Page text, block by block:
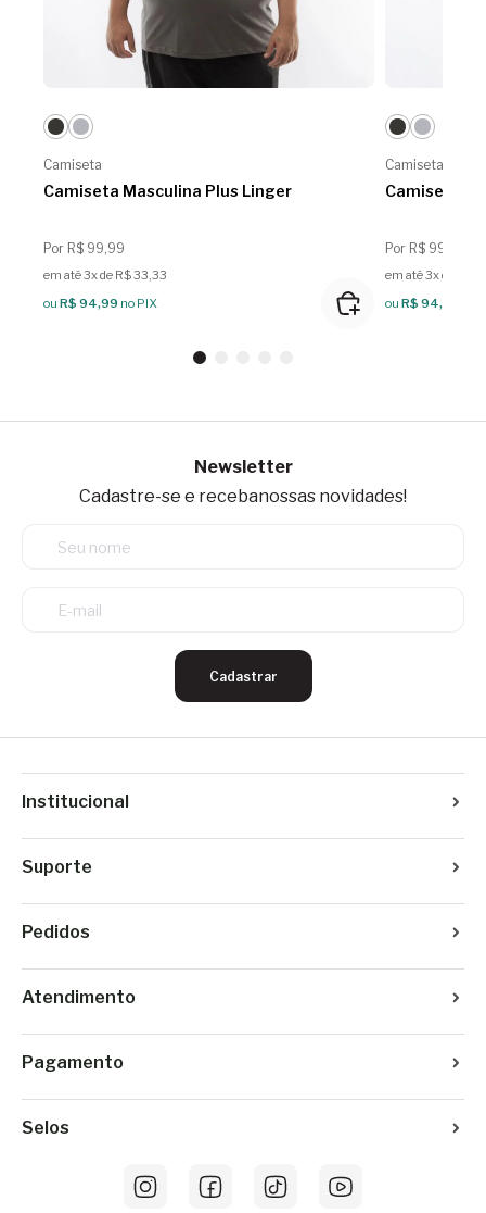
Camiseta
Camiseta Masculina Plus Linger
Por R$ 99,99
em até 3x de R$ 33,33
ou R$ 94,99 no PIX
Camiseta
Camiseta
Por R$ 99,99
em até 3x de R$
ou R$ 94,99
Newsletter
Cadastre-se e recebanossas novidades!
Cadastrar
Institucional
Suporte
Pedidos
Atendimento
Pagamento
Selos